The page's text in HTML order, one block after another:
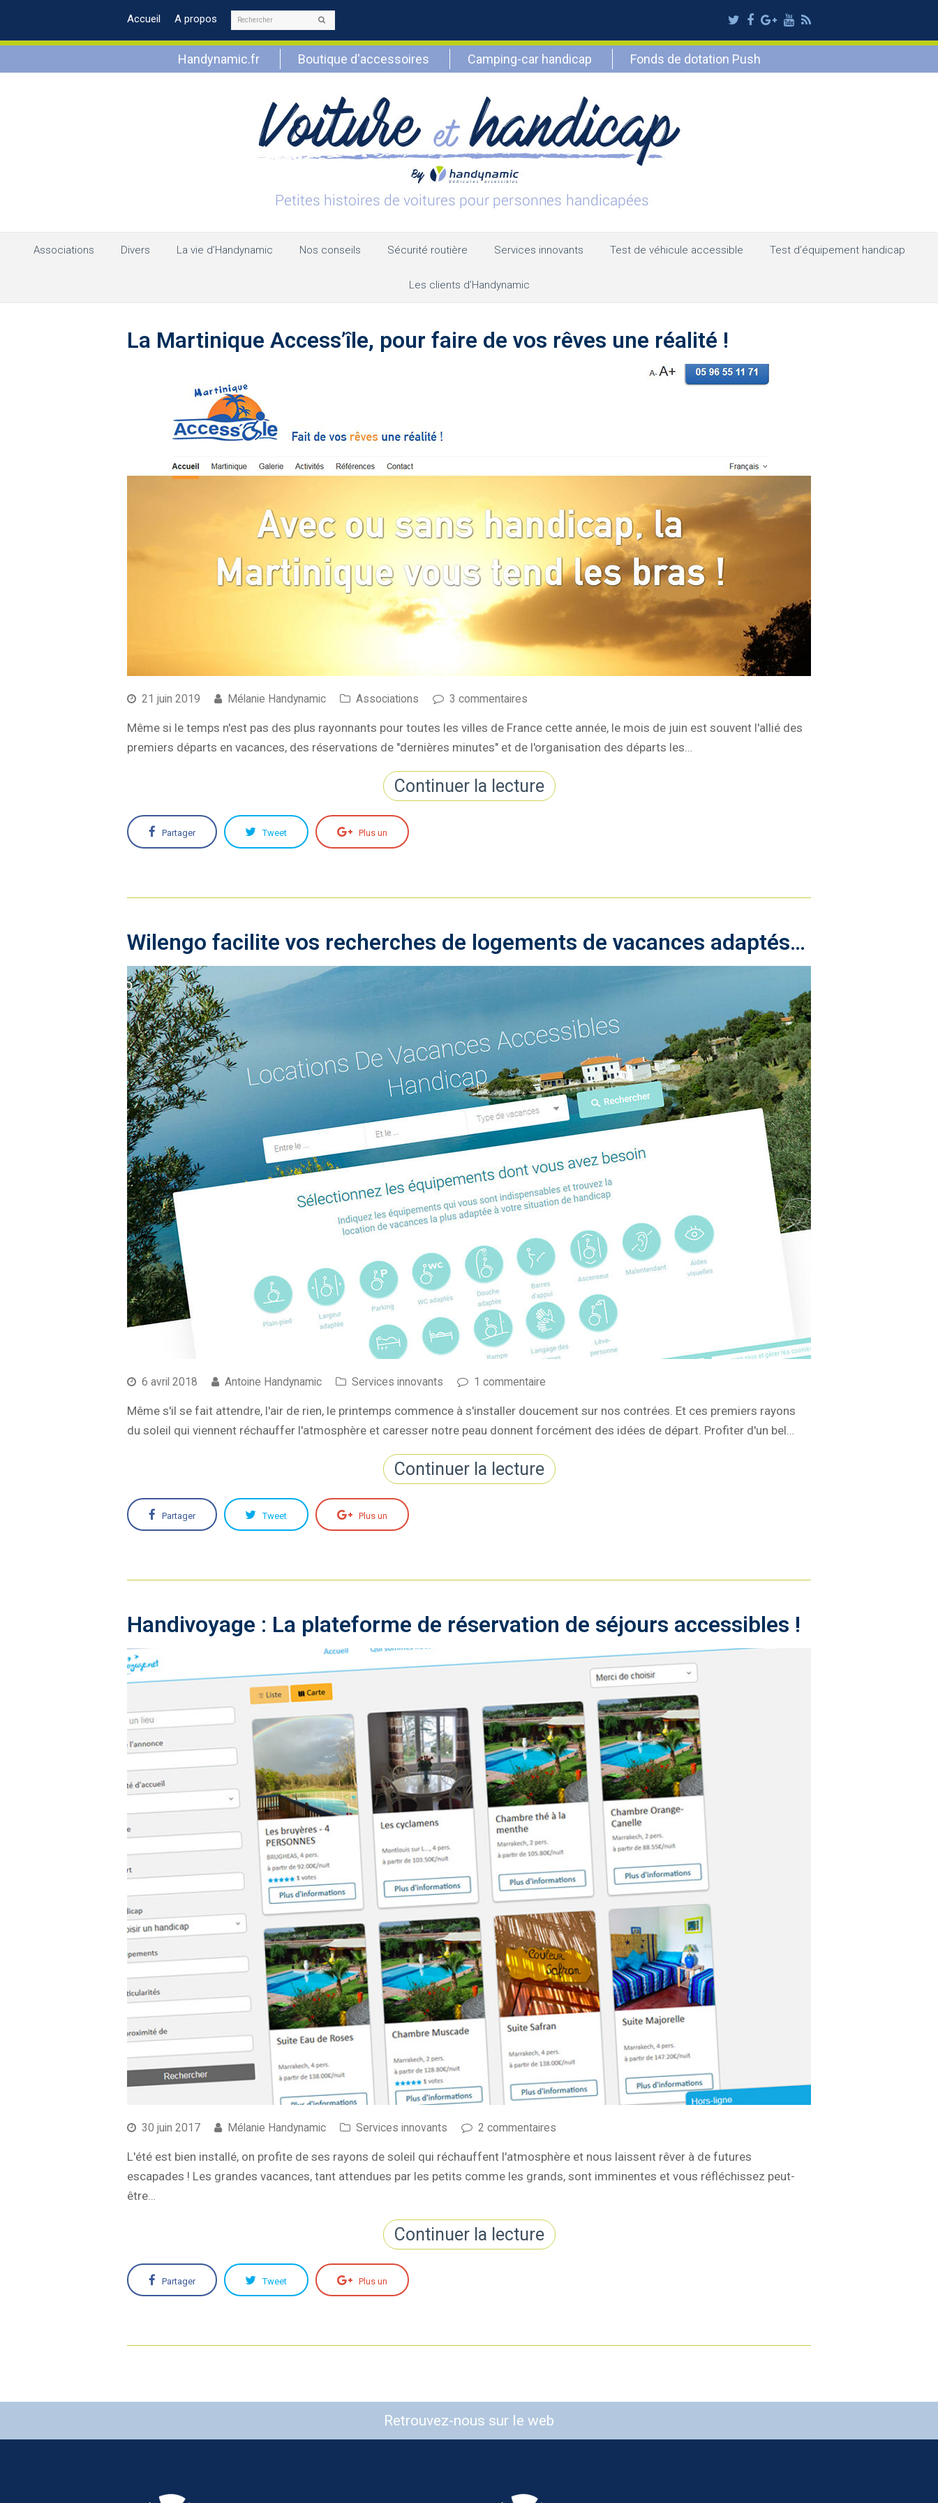
Accueil A propos Rechercher Twitter
Facebook
Google
Plus
Youtube
RSS
Handynamic.fr Boutique d'accessoires Camping-car handicap Fonds de dotation Push
Associations Divers La vie d’Handynamic Nos conseils Sécurité routière Services innovants Test de véhicule accessible Test d’équipement handicap
Les clients d’Handynamic
La Martinique Access’île, pour faire de vos rêves une réalité !
21 juin 2019 Mélanie Handynamic Associations 3 commentaires
Même si le temps n'est pas des plus rayonnants pour toutes les villes de France cette année, le mois de juin est souvent l'allié des
premiers départs en vacances, des réservations de "dernières minutes" et de l'organisation des départs les…
Continuer la lecture
Partager Tweet Plus un
Wilengo facilite vos recherches de logements de vacances adaptés…
6 avril 2018 Antoine Handynamic Services innovants 1 commentaire
Même s'il se fait attendre, l'air de rien, le printemps commence à s'installer doucement sur nos contrées. Et ces premiers rayons
du soleil qui viennent réchauffer l'atmosphère et caresser notre peau donnent forcément des idées de départ. Profiter d'un bel…
Continuer la lecture
Partager Tweet Plus un
Handivoyage : La plateforme de réservation de séjours accessibles !
30 juin 2017 Mélanie Handynamic Services innovants 2 commentaires
L'été est bien installé, on profite de ses rayons de soleil qui réchauffent l'atmosphère et nous laissent rêver à de futures
escapades ! Les grandes vacances, tant attendues par les petits comme les grands, sont imminentes et vous réfléchissez peut-
être…
Continuer la lecture
Partager Tweet Plus un
Retrouvez-nous sur le web